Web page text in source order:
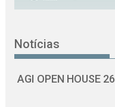
Notícias
AGI OPEN HOUSE 26